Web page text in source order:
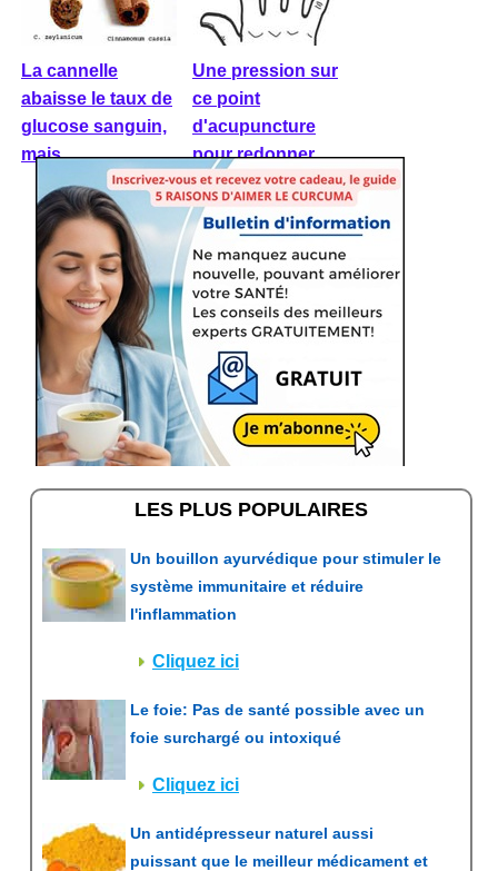
La cannelle
abaisse le taux de
glucose sanguin,
mais ...
Une pression sur
ce point
d'acupuncture
pour redonner ...
LES PLUS POPULAIRES
Un bouillon ayurvédique pour stimuler le
système immunitaire et réduire
l'inflammation
Cliquez ici
Le foie: Pas de santé possible avec un
foie surchargé ou intoxiqué
Cliquez ici
Un antidépresseur naturel aussi
puissant que le meilleur médicament et